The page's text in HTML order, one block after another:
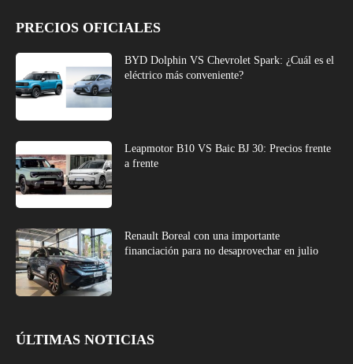
PRECIOS OFICIALES
BYD Dolphin VS Chevrolet Spark: ¿Cuál es el
eléctrico más conveniente?
Leapmotor B10 VS Baic BJ 30: Precios frente
a frente
Renault Boreal con una importante
financiación para no desaprovechar en julio
ÚLTIMAS NOTICIAS